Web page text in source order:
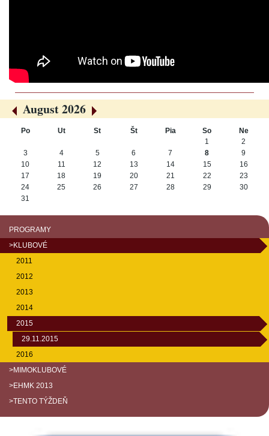
«
August 2026
»
Po Ut St Št Pia So
Ne
1
2
3
4 5 6 7 8
9
10
11 12 13 14 15
16
17
18 19 20 21 22
23
24
25 26 27 28 29
30
31
PROGRAMY
>KLUBOVÉ
2011
2012
2013
2014
2015
29.11.2015
2016
>MIMOKLUBOVÉ
>EHMK 2013
>TENTO TÝŽDEŇ